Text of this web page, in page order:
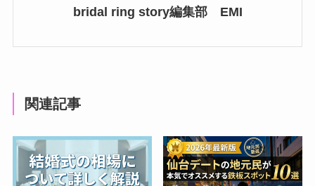
bridal ring story編集部 EMI
関連記事